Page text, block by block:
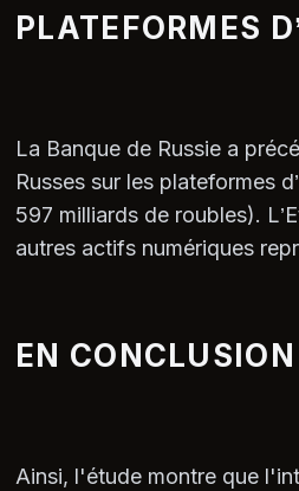
PLATEFORMES
La Banque de Russie a
Russes sur les plateformes
597 milliards de roubles).
autres actifs numériques
EN CONCLUSION
Ainsi, l'étude montre que